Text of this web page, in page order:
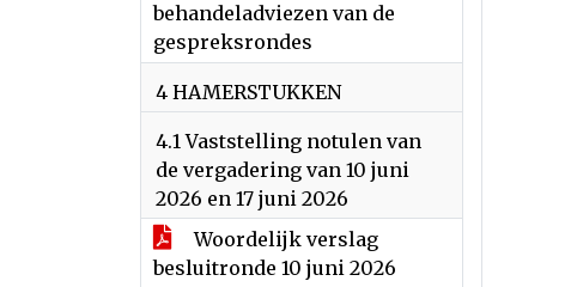
behandeladviezen van de
gespreksrondes
4 HAMERSTUKKEN
4.1 Vaststelling notulen van
de vergadering van 10 juni
2026 en 17 juni 2026
Woordelijk verslag
besluitronde 10 juni 2026